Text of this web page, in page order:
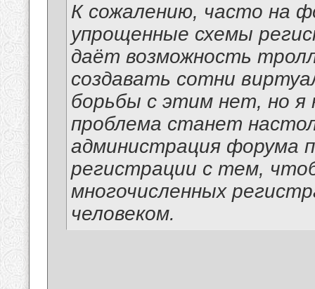
К сожалению, часто на
упрощенные схемы
даёт возможность
создавать сотни
борьбы с этим нет, но я
проблема станет
администрация форума
регистрации с тем,
многочисленных
человеком.